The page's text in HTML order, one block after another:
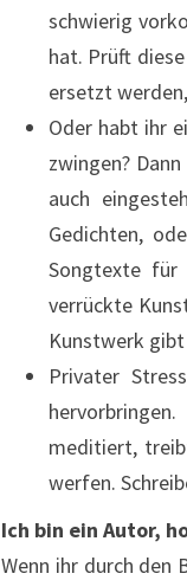
schwierig
hat. Prüft
ersetzt
Oder habt ihr
zwingen?
auch
Gedichten,
Songtexte für
verrückte
Kunstwerk
Privater
meditiert,
werfen.
Ich bin ein Autor,
Wenn ihr durch den